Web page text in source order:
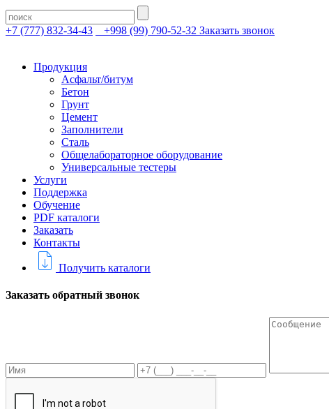
+7 (777) 832-34-43 +998 (99) 790-52-32 Заказать звонок
Продукция
Асфальт/битум
Бетон
Грунт
Цемент
Заполнители
Сталь
Общелабораторное оборудование
Универсальные тестеры
Услуги
Поддержка
Обучение
PDF каталоги
Заказать
Контакты
Получить каталоги
Заказать обратный звонок